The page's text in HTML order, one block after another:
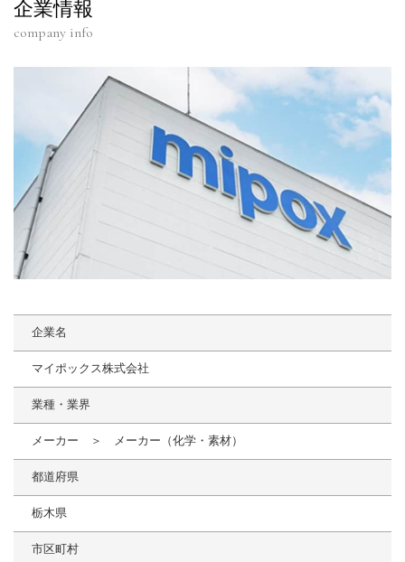
企業情報
company info
企業名
マイポックス株式会社
業種・業界
メーカー ＞ メーカー（化学・素材）
都道府県
栃木県
市区町村